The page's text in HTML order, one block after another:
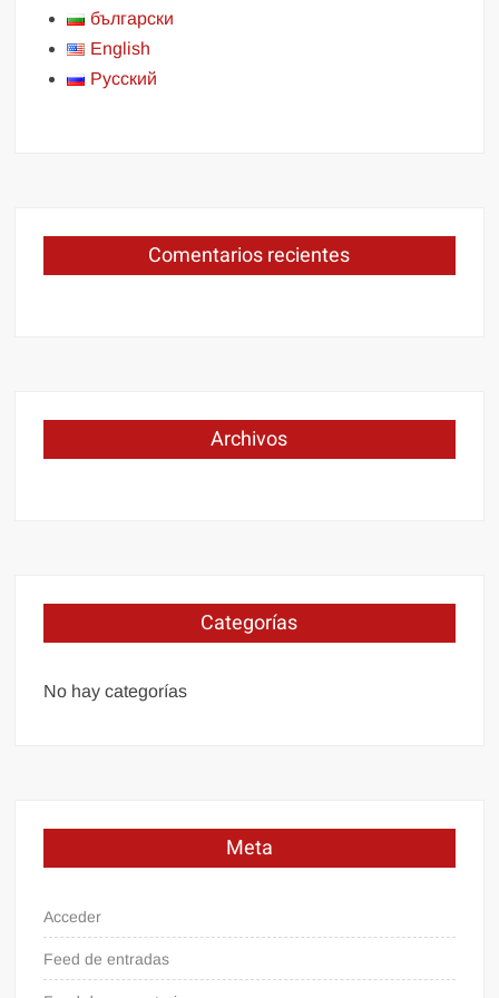
български
English
Русский
Comentarios recientes
Archivos
Categorías
No hay categorías
Meta
Acceder
Feed de entradas